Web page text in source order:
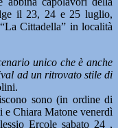
il 23, 24 e 25 luglio,
Cittadella” in località
unico che è anche
ad un ritrovato stile di
sono (in ordine di
Chiara Matone venerdì
Ercole sabato 24 ,